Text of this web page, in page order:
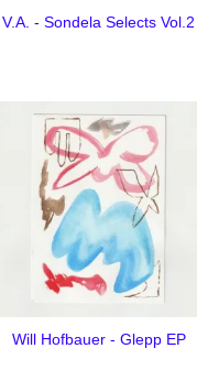
V.A. - Sondela Selects Vol.2
Will Hofbauer - Glepp EP